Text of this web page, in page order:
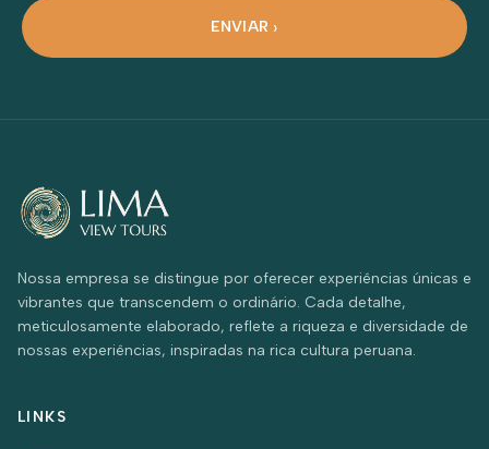
ENVIAR
Nossa empresa se distingue por oferecer experiências únicas e
vibrantes que transcendem o ordinário. Cada detalhe,
meticulosamente elaborado, reflete a riqueza e diversidade de
nossas experiências, inspiradas na rica cultura peruana.
LINKS